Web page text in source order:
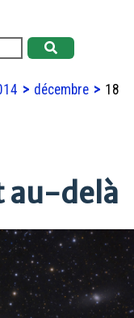
décembre
18
au-delà